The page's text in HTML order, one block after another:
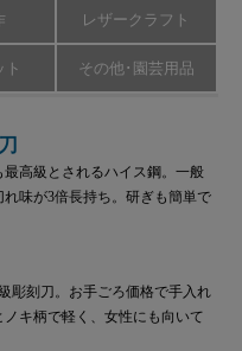
レザークラフト
ト その他･園芸用品
最高級とされるハイス鋼。一般
味が3倍長持ち。研ぎも簡単で
彫刻刀。お手ごろ価格で手入れ
ノキ柄で軽く、女性にも向いて